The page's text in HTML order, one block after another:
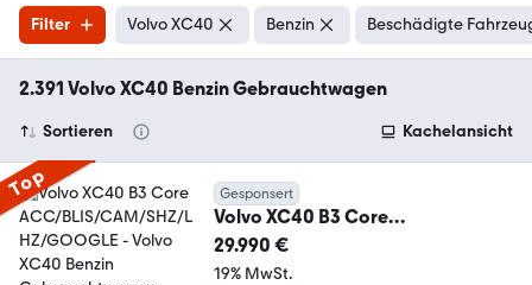
Filter Volvo XC40 Benzin Beschädigte
2.391 Volvo XC40 Benzin Gebrauchtwagen
Sortieren Kachelansicht
Top Gesponsert
Volvo XC40 B3 Core
ACC/BLIS/CAM/SHZ/LHZ/GOOG
LE
29.990 €
19% MwSt.